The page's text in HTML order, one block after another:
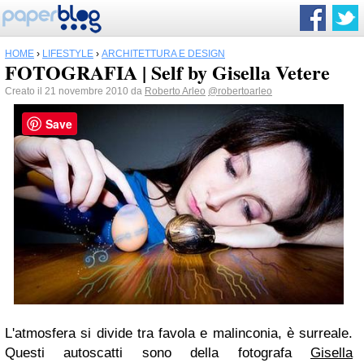
HOME › LIFESTYLE › ARCHITETTURA E DESIGN
FOTOGRAFIA | Self by Gisella Vetere
Creato il 21 novembre 2010 da Roberto Arleo @robertoarleo
L'atmosfera si divide tra favola e malinconia, è surreale.
Questi autoscatti sono della fotografa Gisella
Save